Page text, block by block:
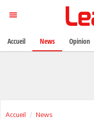
Accueil News
Accueil News Opinion